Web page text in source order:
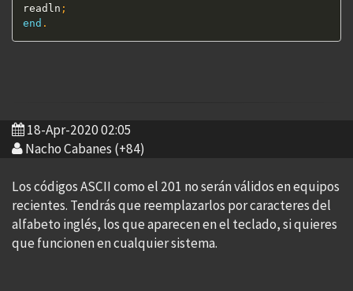
readln ;
end .
18-Apr-2020 02:05
Nacho Cabanes (+84)
Los códigos ASCII como el 201 no serán válidos en equipos
recientes. Tendrás que reemplazarlos por caracteres del
alfabeto inglés, los que aparecen en el teclado, si quieres
que funcionen en cualquier sistema.